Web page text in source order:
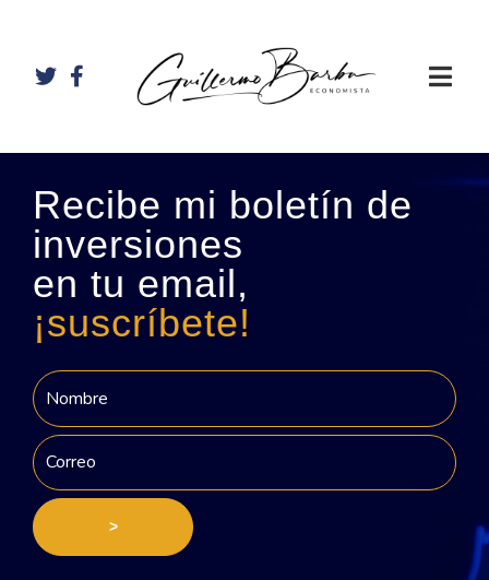
Recibe mi boletín de
inversiones
en tu email,
¡suscríbete!
>